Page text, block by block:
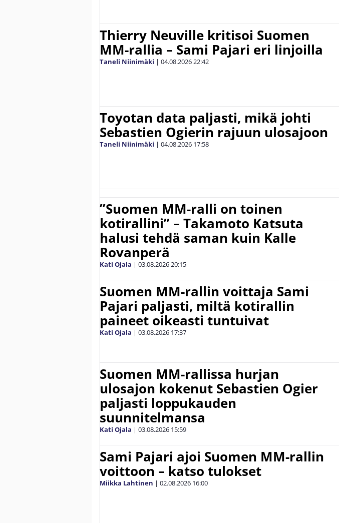
Thierry Neuville kritisoi Suomen
MM-rallia – Sami Pajari eri linjoilla
Taneli Niinimäki | 04.08.202622:42
Toyotan data paljasti, mikä johti
Sebastien Ogierin rajuun ulosajoon
Taneli Niinimäki | 04.08.2026 17:58
”Suomen MM-ralli on toinen
kotirallini” – Takamoto Katsuta
halusi tehdä saman kuin Kalle
Rovanperä
Kati Ojala | 03.08.202620:15
Suomen MM-rallin voittaja Sami
Pajari paljasti, miltä kotirallin
paineet oikeasti tuntuivat
Kati Ojala | 03.08.2026 17:37
Suomen MM-rallissa hurjan
ulosajon kokenut Sebastien Ogier
paljasti loppukauden
suunnitelmansa
Kati Ojala | 03.08.2026 15:59
Sami Pajari ajoi Suomen MM-rallin
voittoon – katso tulokset
Miikka Lahtinen | 02.08.2026 16:00